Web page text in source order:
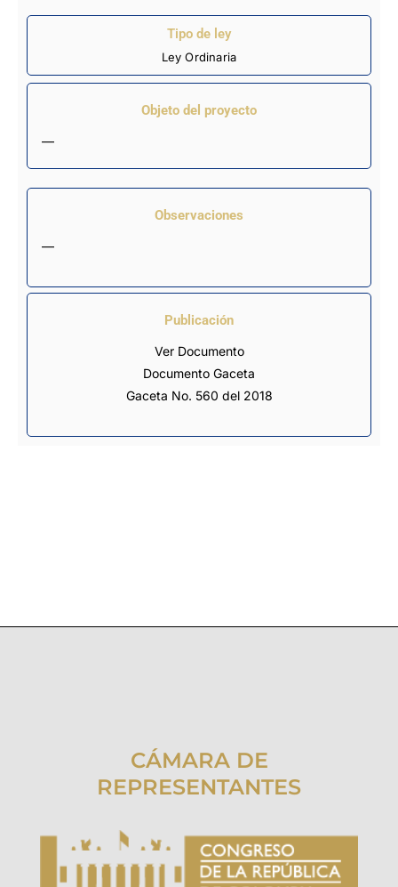
Tipo de ley
Ley Ordinaria
Objeto del proyecto
—
Observaciones
—
Publicación
Ver Documento
Documento Gaceta
Gaceta No. 560 del 2018
CÁMARA DE
REPRESENTANTES